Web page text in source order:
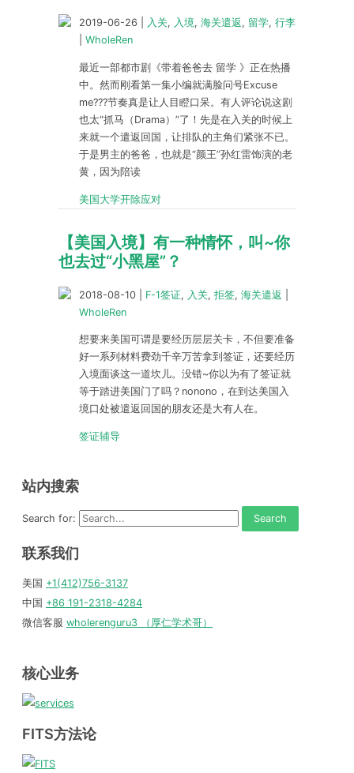
2019-06-26 入关, 入境, 海关遣返, 留学, 行李
WholeRen
最近一部都市剧《带着爸爸去 留学 》正在热播
中。然而刚看第一集小编就满脸问号Excuse
me???节奏真是让人目瞪口呆。有人评论说这剧
也太“抓马（Drama）”了！先是在入关的时候上
来就一个遣返回国，让排队的主角们紧张不已。
于是男主的爸爸，也就是“颜王”孙红雷饰演的老
黄，因为陪读
美国大学开除应对
【美国入境】有一种情怀，叫~你
也去过“小黑屋”？
2018-08-10 F-1签证, 入关, 拒签, 海关遣返
WholeRen
想要来美国可谓是要经历层层关卡，不但要准备
好一系列材料费劲千辛万苦拿到签证，还要经历
入境面谈这一道坎儿。没错~你以为有了签证就
等于踏进美国门了吗？nonono，在到达美国入
境口处被遣返回国的朋友还是大有人在。
签证辅导
站内搜索
Search for:
联系我们
美国 +1(412)756-3137
中国 +86 191-2318-4284
微信客服 wholerenguru3 （厚仁学术哥）
核心业务
FITS方法论